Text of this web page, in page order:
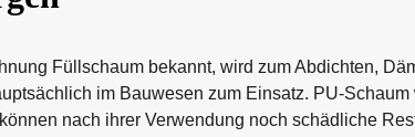
Füllschaum bekannt, wird zum Abdichten,
im Bauwesen zum Einsatz. PU-
nach ihrer Verwendung noch schädliche